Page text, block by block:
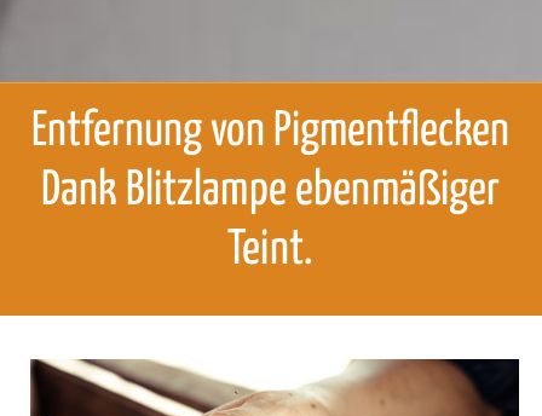
Entfernung von Pigmentflecken
Dank Blitzlampe ebenmäßiger
Teint.